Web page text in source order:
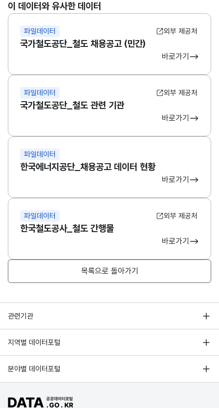
이 데이터와 유사한 데이터
파일데이터 외부 제공처
국가철도공단_철도 채용공고 (민간)
바로가기
파일데이터 외부 제공처
국가철도공단_철도 관련 기관
바로가기
파일데이터
한국에너지공단_채용공고 데이터 현황
바로가기
파일데이터 외부 제공처
한국철도공사_철도 간행물
바로가기
목록으로 돌아가기
관련기관
행정안전부
한국지능정보사회진흥원
국가정보자원관리원
지역별 데이터포털
서울 열린데이터광장
경기데이터드림
D-데이터허브
분야별 데이터포털
기상자료개방포털
국토교통부 공간정보오픈플랫폼
환경부 환경데이터포털
공공데이터포털 바로가기